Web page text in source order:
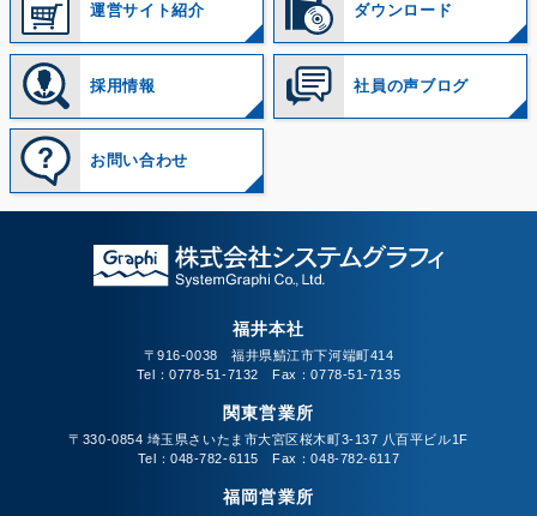
運営サイト紹介 ダウンロード
採用情報 社員の声ブログ
お問い合わせ
福井本社
〒916-0038 福井県鯖江市下河端町414
Tel：0778-51-7132 Fax：0778-51-7135
関東営業所
〒330-0854 埼玉県さいたま市大宮区桜木町3-137 八百平ビル1F
Tel：048-782-6115 Fax：048-782-6117
福岡営業所